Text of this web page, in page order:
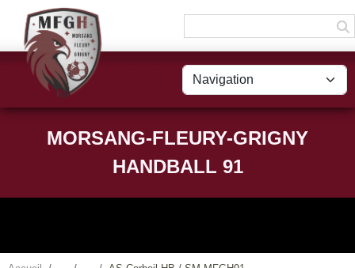
MORSANG-FLEURY-GRIGNY
HANDBALL 91
Panneau de gestion des cookies